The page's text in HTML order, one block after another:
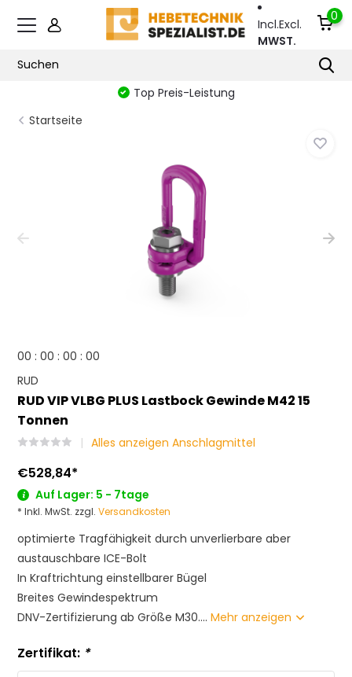
Incl.Excl.
MWST.
0
Top Preis-Leistung
Startseite
00 :00 :00 :00
RUD
RUD VIP VLBG PLUS Lastbock Gewinde M42 15
Tonnen
Alles anzeigen Anschlagmittel
€528,84*
Auf Lager: 5 - 7tage
* Inkl. MwSt. zzgl.Versandkosten
optimierte Tragfähigkeit durch unverlierbare aber
austauschbare ICE-Bolt
In Kraftrichtung einstellbarer Bügel
Breites Gewindespektrum
DNV-Zertifizierung ab Größe M30....Mehr anzeigen
Zertifikat: *